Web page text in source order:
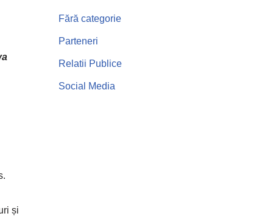
și
Fără categorie
Parteneri
Relatii Publice
Social Media